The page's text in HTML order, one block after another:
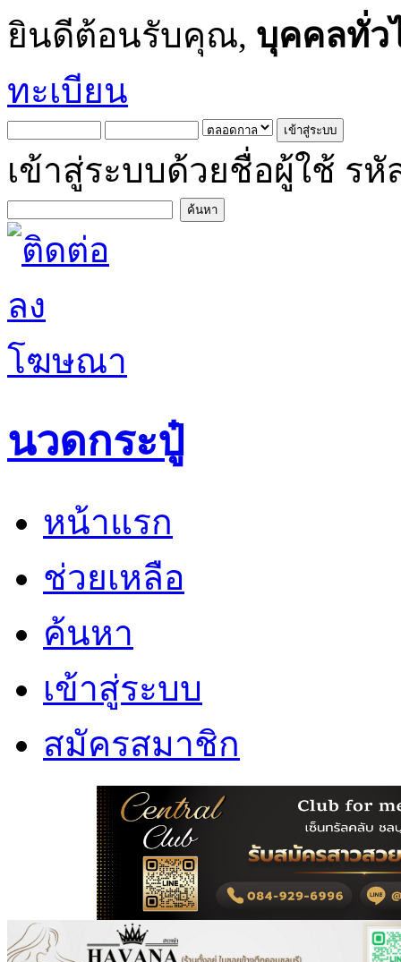
ยินดีต้อนรับคุณ, บุคคลทั่ว
ทะเบียน
เข้าสู่ระบบด้วยชื่อผู้ใช้ รหั
นวดกระปู๋
หน้าแรก
ช่วยเหลือ
ค้นหา
เข้าสู่ระบบ
สมัครสมาชิก